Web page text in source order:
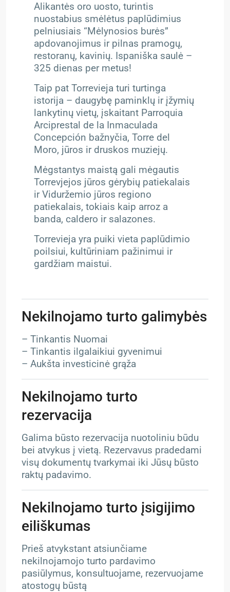
Alikantės oro uosto, turintis
nuostabius smėlėtus paplūdimius
pelniusiais “Mėlynosios burės”
apdovanojimus ir pilnas pramogų,
restoranų, kavinių. Ispaniška saulė –
325 dienas per metus!
Taip pat Torrevieja turi turtinga
istorija – daugybę paminklų ir įžymių
lankytinų vietų, įskaitant Parroquia
Arciprestal de la Inmaculada
Concepción bažnyčia, Torre del
Moro, jūros ir druskos muziejų.
Mėgstantys maistą gali mėgautis
Torrevjejos jūros gėrybių patiekalais
ir Viduržemio jūros regiono
patiekalais, tokiais kaip arroz a
banda, caldero ir salazones.
Torrevieja yra puiki vieta paplūdimio
poilsiui, kultūriniam pažinimui ir
gardžiam maistui.
Nekilnojamo turto galimybės
– Tinkantis Nuomai
– Tinkantis ilgalaikiui gyvenimui
– Aukšta investicinė grąža
Nekilnojamo turto
rezervacija
Galima būsto rezervacija nuotoliniu būdu
bei atvykus į vietą. Rezervavus pradedami
visų dokumentų tvarkymai iki Jūsų būsto
raktų padavimo.
Nekilnojamo turto įsigijimo
eiliškumas
Prieš atvykstant atsiunčiame
nekilnojamojo turto pardavimo
pasiūlymus, konsultuojame, rezervuojame
atostogų būstą